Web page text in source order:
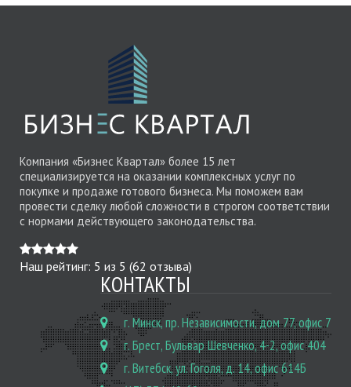
Компания «Бизнес Квартал» более 15 лет
специализируется на оказании комплексных услуг по
покупке и продаже готового бизнеса. Мы поможем вам
провести сделку любой сложности в строгом соответствии
с нормами действующего законодательства.
Наш рейтинг: 5 из 5 (62 отзыва)
КОНТАКТЫ
г. Минск, пр. Независимости, дом 77, офис 7
г. Брест, Бульвар Шевченко, 4-2, офис 404
г. Витебск, ул. Гоголя, д. 14, офис 614Б